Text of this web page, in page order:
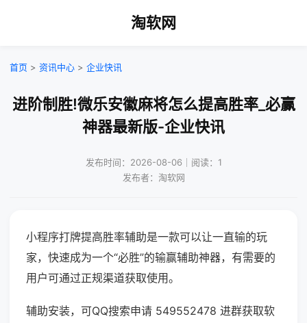
淘软网
首页 > 资讯中心 > 企业快讯
进阶制胜!微乐安徽麻将怎么提高胜率_必赢
神器最新版-企业快讯
发布时间：2026-08-06｜阅读：1
发布者：淘软网
小程序打牌提高胜率辅助是一款可以让一直输的玩
家，快速成为一个“必胜”的输赢辅助神器，有需要的
用户可通过正规渠道获取使用。
辅助安装，可QQ搜索申请 549552478 进群获取软